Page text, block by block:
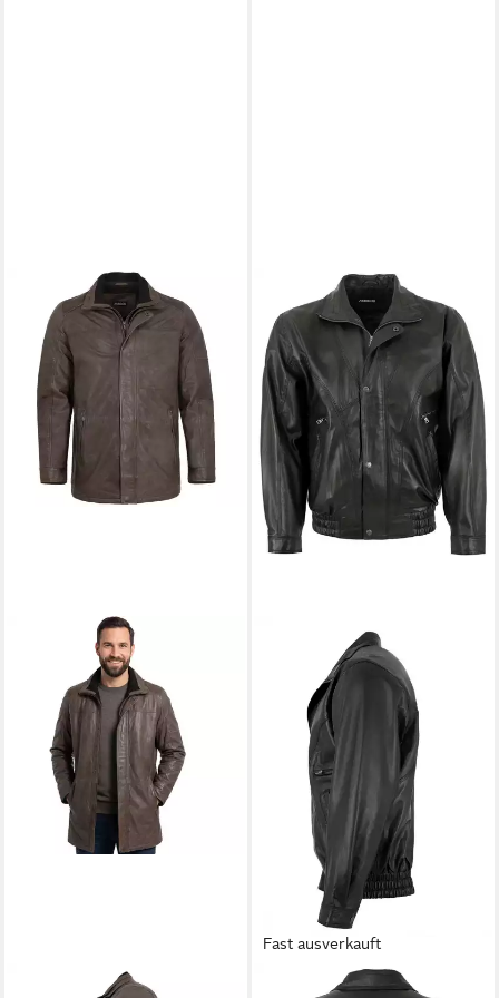
Lederjacke HJM-89
Fast ausverkauft
MADDOXLederjacke Holdo